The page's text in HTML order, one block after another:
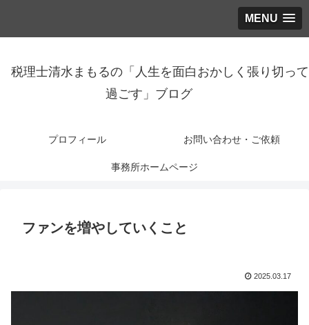
MENU
税理士清水まもるの「人生を面白おかしく張り切って
過ごす」ブログ
プロフィール お問い合わせ・ご依頼
事務所ホームページ
ファンを増やしていくこと
2025.03.17